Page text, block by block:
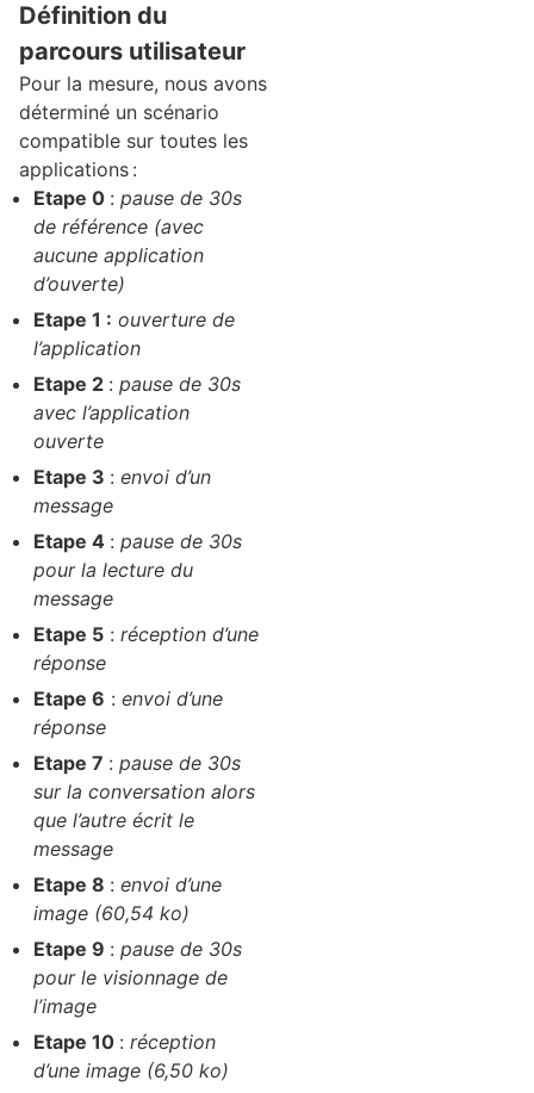
Définition du
parcours utilisateur
Pour la mesure, nous avons
déterminé un scénario
compatible sur toutes les
applications :
Etape 0 : pause de 30s
de référence (avec
aucune application
d’ouverte)
Etape 1 : ouverture de
l’application
Etape 2 : pause de 30s
avec l’application
ouverte
Etape 3 : envoi d’un
message
Etape 4 : pause de 30s
pour la lecture du
message
Etape 5 : réception d’une
réponse
Etape 6 : envoi d’une
réponse
Etape 7 : pause de 30s
sur la conversation alors
que l’autre écrit le
message
Etape 8 : envoi d’une
image (60,54 ko)
Etape 9 : pause de 30s
pour le visionnage de
l’image
Etape 10 : réception
d’une image (6,50 ko)